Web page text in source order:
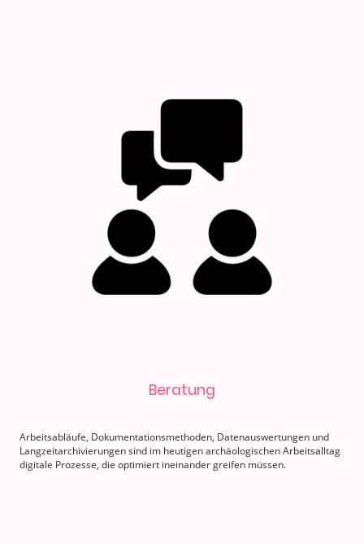
Beratung
Arbeitsabläufe, Dokumentationsmethoden, Datenauswertungen und
Langzeitarchivierungen sind im heutigen archäologischen Arbeitsalltag
digitale Prozesse, die optimiert ineinander greifen müssen.